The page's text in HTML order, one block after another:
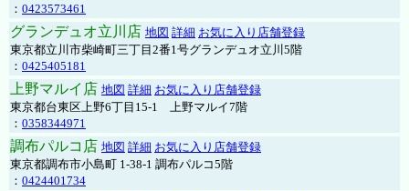
： 0423573461
グランデュオ立川店 地図 詳細 お気に入り店舗登録
東京都立川市柴崎町三丁目2番1号グランデュオ立川5階
： 0425405181
上野マルイ店 地図 詳細 お気に入り店舗登録
東京都台東区上野6丁目15-1 上野マルイ7階
： 0358344971
調布パルコ店 地図 詳細 お気に入り店舗登録
東京都調布市小島町 1-38-1 調布パルコ5階
： 0424401734